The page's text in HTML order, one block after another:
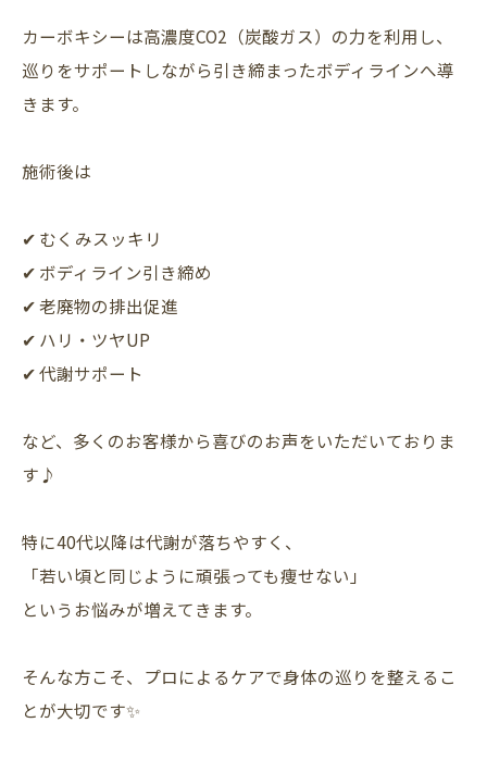
カーボキシーは高濃度CO2（炭酸ガス）の力を利用し、
巡りをサポートしながら引き締まったボディラインへ導
きます。
施術後は
✔ むくみスッキリ
✔ ボディライン引き締め
✔ 老廃物の排出促進
✔ ハリ・ツヤUP
✔ 代謝サポート
など、多くのお客様から喜びのお声をいただいておりま
す♪
特に40代以降は代謝が落ちやすく、
「若い頃と同じように頑張っても痩せない」
というお悩みが増えてきます。
そんな方こそ、プロによるケアで身体の巡りを整えるこ
とが大切です✨